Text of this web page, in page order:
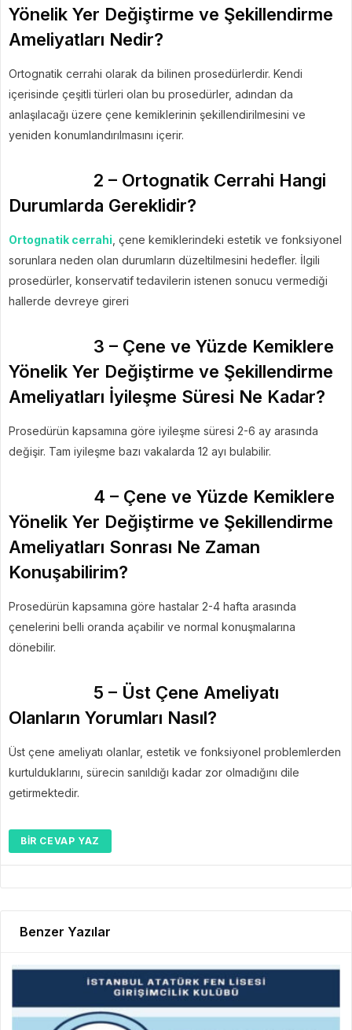
Yönelik Yer Değiştirme ve Şekillendirme
Ameliyatları Nedir?
Ortognatik cerrahi olarak da bilinen prosedürlerdir. Kendi
içerisinde çeşitli türleri olan bu prosedürler, adından da
anlaşılacağı üzere çene kemiklerinin şekillendirilmesini ve
yeniden konumlandırılmasını içerir.
2 – Ortognatik Cerrahi Hangi
Durumlarda Gereklidir?
Ortognatik cerrahi , çene kemiklerindeki estetik ve fonksiyonel
sorunlara neden olan durumların düzeltilmesini hedefler. İlgili
prosedürler, konservatif tedavilerin istenen sonucu vermediği
hallerde devreye gireri
3 – Çene ve Yüzde Kemiklere
Yönelik Yer Değiştirme ve Şekillendirme
Ameliyatları İyileşme Süresi Ne Kadar?
Prosedürün kapsamına göre iyileşme süresi 2-6 ay arasında
değişir. Tam iyileşme bazı vakalarda 12 ayı bulabilir.
4 – Çene ve Yüzde Kemiklere
Yönelik Yer Değiştirme ve Şekillendirme
Ameliyatları Sonrası Ne Zaman
Konuşabilirim?
Prosedürün kapsamına göre hastalar 2-4 hafta arasında
çenelerini belli oranda açabilir ve normal konuşmalarına
dönebilir.
5 – Üst Çene Ameliyatı
Olanların Yorumları Nasıl?
Üst çene ameliyatı olanlar, estetik ve fonksiyonel problemlerden
kurtulduklarını, sürecin sanıldığı kadar zor olmadığını dile
getirmektedir.
BIR CEVAP YAZ
Benzer Yazılar